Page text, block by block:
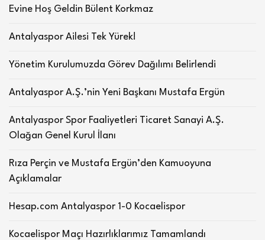
Evine Hoş Geldin Bülent Korkmaz
Antalyaspor Ailesi Tek Yürek!
Yönetim Kurulumuzda Görev Dağılımı Belirlendi
Antalyaspor A.Ş.’nin Yeni Başkanı Mustafa Ergün
Antalyaspor Spor Faaliyetleri Ticaret Sanayi A.Ş.
Olağan Genel Kurul İlanı
Rıza Perçin ve Mustafa Ergün’den Kamuoyuna
Açıklamalar
Hesap.com Antalyaspor 1-0 Kocaelispor
Kocaelispor Maçı Hazırlıklarımız Tamamlandı